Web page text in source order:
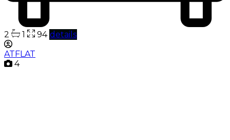
2 1 94 details
ATFLAT
4